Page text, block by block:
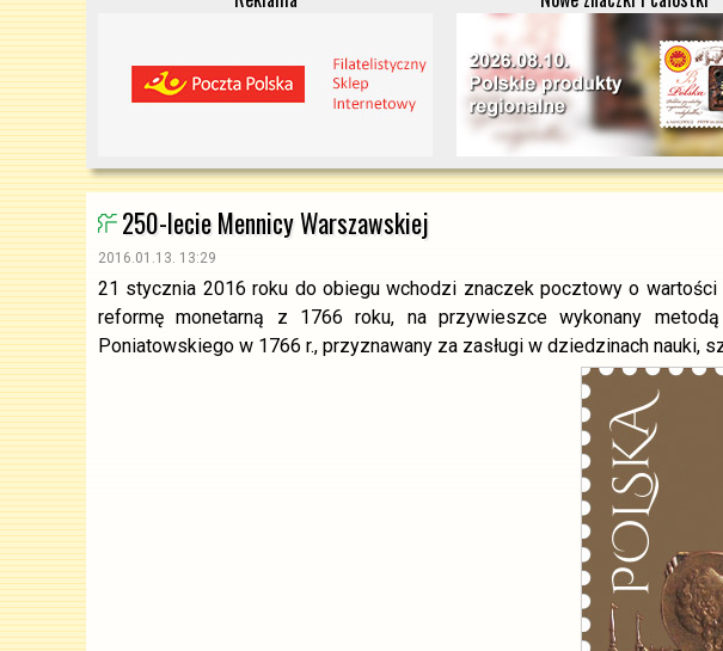
250-lecie Mennicy Warszawskiej
2016.01.13. 13:29
21 stycznia 2016 roku do obiegu wchodzi znaczek pocztowy o wartości
reformę monetarną z 1766 roku, na przywieszce wykonany metodą
Poniatowskiego w 1766 r., przyznawany za zasługi w dziedzinach nauki,